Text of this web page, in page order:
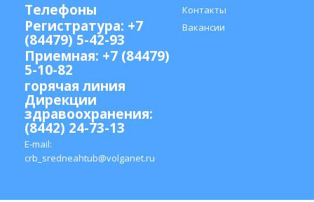
Телефоны
Регистратура: +7
(84479) 5-42-93
Приемная: +7 (84479)
5-10-82
горячая линия
Дирекции
здравоохранения:
(8442) 24-73-13
E-mail:
crb_sredneahtub@volganet.ru
Контакты
Вакансии